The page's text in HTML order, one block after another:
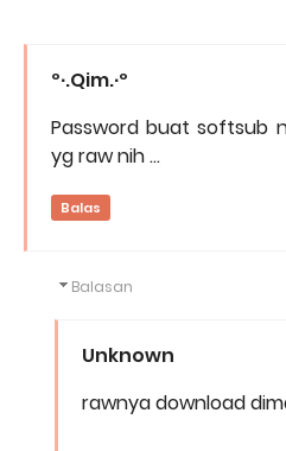
º∙.Qim.∙º
Password buat softsub
yg raw nih ...
Balas
Balasan
Unknown
rawnya download